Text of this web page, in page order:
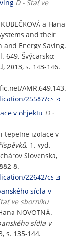
D - Stať ve
a Hana
and their
and Energy Saving.
649. Švýcarsko:
2013, s. 143-146.
AMR.649.143.
25587/cs
v objektu D -
tepelné izolace v
. 1. vyd.
Slovenska,
8.
22642/cs
sídla v
ve sborníku
NOVOTNÁ.
sídla v
s. 135-144.